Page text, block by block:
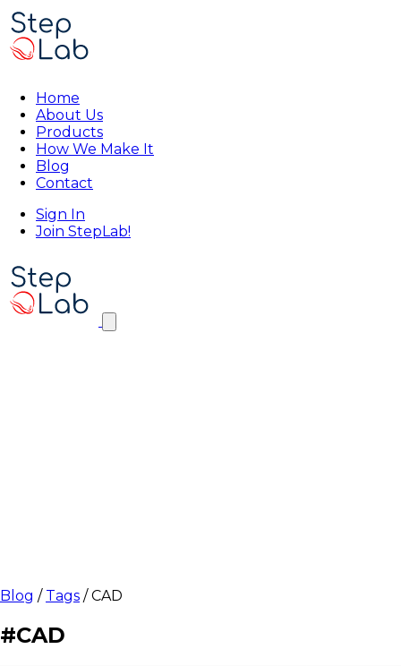
Home
About Us
Products
How We Make It
Blog
Contact
Sign In
Join StepLab!
Blog / Tags / CAD
#CAD